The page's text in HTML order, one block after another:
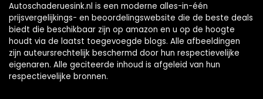
Autoschaderuesink.nl is een moderne alles-in-één
prijsvergelijkings- en beoordelingswebsite die de beste deals
biedt die beschikbaar zijn op amazon en u op de hoogte
houdt via de laatst toegevoegde blogs. Alle afbeeldingen
zijn auteursrechtelijk beschermd door hun respectievelijke
eigenaren. Alle geciteerde inhoud is afgeleid van hun
respectievelijke bronnen.